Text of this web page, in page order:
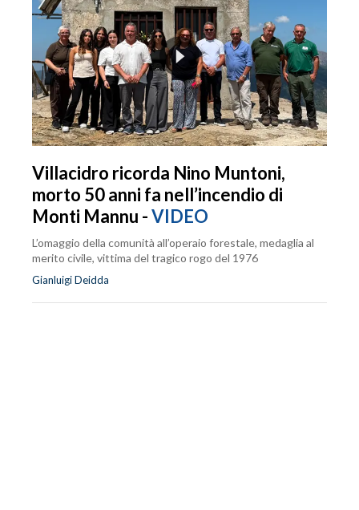
Villacidro ricorda Nino Muntoni,
morto 50 anni fa nell’incendio di
Monti Mannu -VIDEO
L’omaggio della comunità all’operaio forestale, medaglia al
merito civile, vittima del tragico rogo del 1976
Gianluigi Deidda